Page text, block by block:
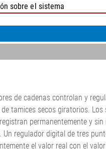
sobre el sistema
de cadenas controlan y
tamices secos giratorios. Los
permanentemente y sin
Un regulador digital de tres
el valor real con el